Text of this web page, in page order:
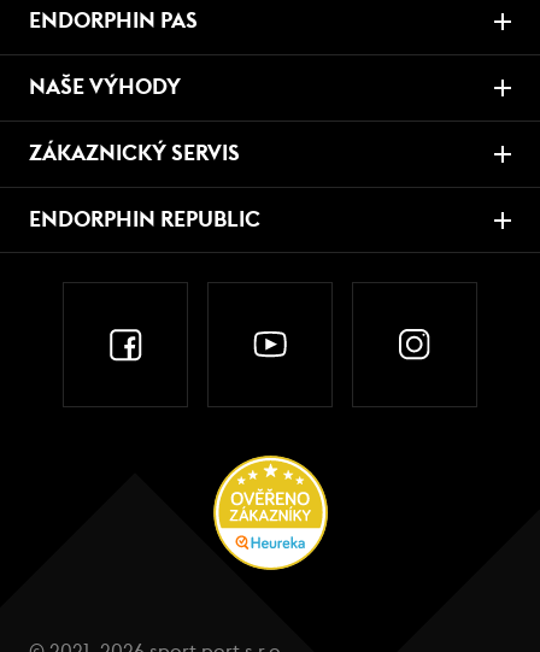
ENDORPHIN PAS
NAŠE VÝHODY
ZÁKAZNICKÝ SERVIS
ENDORPHIN REPUBLIC